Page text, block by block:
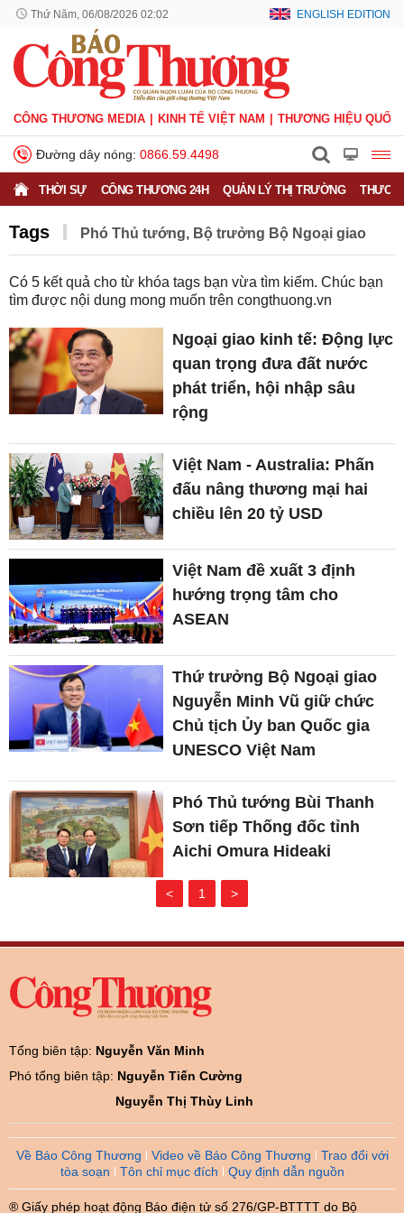
Thứ Năm, 06/08/2026 02:02 ENGLISH EDITION
CÔNG THƯƠNG MEDIA KINH TẾ VIỆT NAM THƯƠNG HIỆU QUỐC
Đường dây nóng: 0866.59.4498
THỜI SỰ CÔNG THƯƠNG 24H QUẢN LÝ THỊ TRƯỜNG
Tags Phó Thủ tướng, Bộ trưởng Bộ Ngoại giao
Có 5 kết quả cho từ khóa tags bạn vừa tìm kiếm. Chúc bạn
tìm được nội dung mong muốn trên congthuong.vn
Ngoại giao kinh tế: Động lực
quan trọng đưa đất nước
phát triển, hội nhập sâu
rộng
Việt Nam - Australia: Phấn
đấu nâng thương mại hai
chiều lên 20 tỷ USD
Việt Nam đề xuất 3 định
hướng trọng tâm cho
ASEAN
Thứ trưởng Bộ Ngoại giao
Nguyễn Minh Vũ giữ chức
Chủ tịch Ủy ban Quốc gia
UNESCO Việt Nam
Phó Thủ tướng Bùi Thanh
Sơn tiếp Thống đốc tỉnh
Aichi Omura Hideaki
< 1 >
Tổng biên tập: Nguyễn Văn Minh
Phó tổng biên tập: Nguyễn Tiến Cường
Nguyễn Thị Thùy Linh
Về Báo Công Thương Video về Báo Công Thương
Trao đổi với
tòa soạn
Tôn chỉ mục đích Quy định dẫn nguồn
® Giấy phép hoạt động Báo điện tử số 276/GP-BTTTT do Bộ